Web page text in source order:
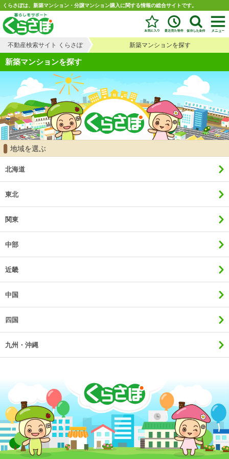
くらさぽは、新築マンション・分譲マンション購入に関する情報の総合サイトです。
不動産検索サイト くらさぽ 新築マンションを探す
新築マンションを探す
地域を選ぶ
北海道
東北
関東
中部
近畿
中国
四国
九州・沖縄